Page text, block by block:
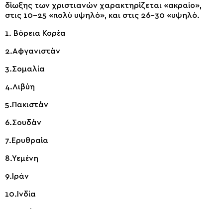
δίωξης των χριστιανών χαρακτηρίζεται «ακραίο»,
στις 10-25 «πολύ υψηλό», και στις 26-30 «υψηλό.
1. Βόρεια Κορέα
2.Αφγανιστάν
3.Σομαλία
4.Λιβύη
5.Πακιστάν
6.Σουδάν
7.Ερυθραία
8.Υεμένη
9.Ιράν
10.Ινδία